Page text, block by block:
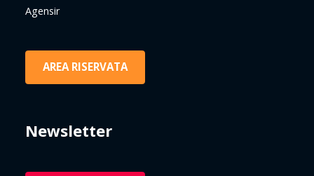
Agensir
AREA RISERVATA
Newsletter